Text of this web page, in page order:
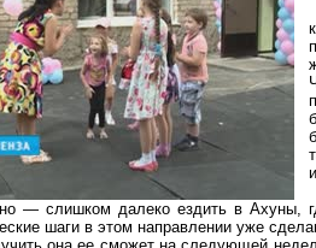
— слишком далеко ездить вАхуны,
шаги в этом направлении уже